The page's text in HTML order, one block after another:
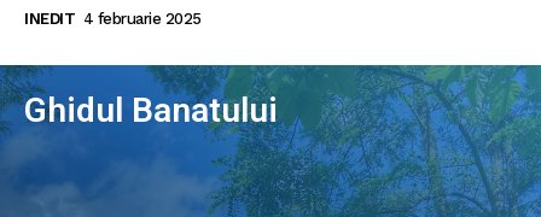
INEDIT 4 februarie 2025
Ghidul Banatului